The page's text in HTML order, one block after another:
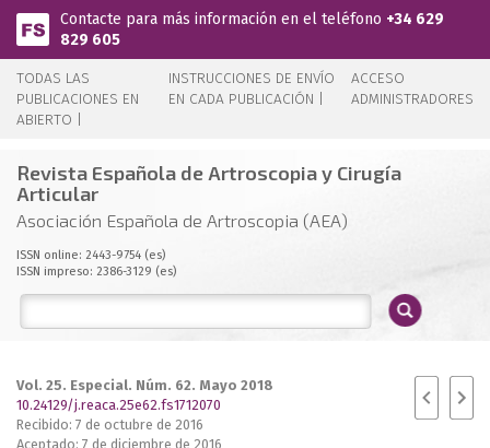
Pasar al contenido principal
Contacte para más información en el teléfono +34 629
829 605
TODAS LAS
PUBLICACIONES EN
ABIERTO |
INSTRUCCIONES DE ENVÍO
EN CADA PUBLICACIÓN |
ACCESO
ADMINISTRADORES
Revista Española de Artroscopia y Cirugía
Articular
Asociación Española de Artroscopia (AEA)
ISSN online: 2443-9754 (es)
ISSN impreso: 2386-3129 (es)
Vol. 25. Especial. Núm. 62. Mayo 2018
10.24129/j.reaca.25e62.fs1712070
Recibido: 7 de octubre de 2016
Aceptado: 7 de diciembre de 2016